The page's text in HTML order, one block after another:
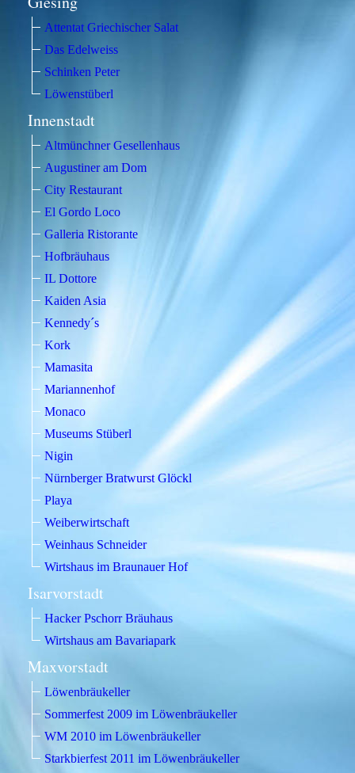
Attentat Griechischer Salat
Das Edelweiss
Schinken Peter
Löwenstüberl
Innenstadt
Altmünchner Gesellenhaus
Augustiner am Dom
City Restaurant
El Gordo Loco
Galleria Ristorante
Hofbräuhaus
IL Dottore
Kaiden Asia
Kennedy´s
Kork
Mamasita
Mariannenhof
Monaco
Museums Stüberl
Nigin
Nürnberger Bratwurst Glöckl
Playa
Weiberwirtschaft
Weinhaus Schneider
Wirtshaus im Braunauer Hof
Isarvorstadt
Hacker Pschorr Bräuhaus
Wirtshaus am Bavariapark
Maxvorstadt
Löwenbräukeller
Sommerfest 2009 im Löwenbräukeller
WM 2010 im Löwenbräukeller
Starkbierfest 2011 im Löwenbräukeller